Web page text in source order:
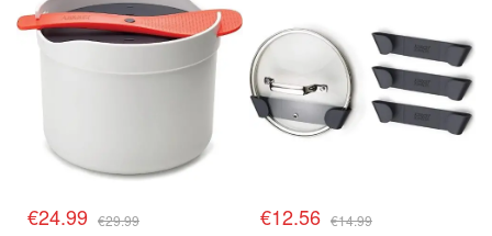
€24.99 €29.99 €12.56 €14.99